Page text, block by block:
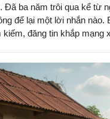
Đã ba năm trôi qua kể từ
để lại một lời nhắn nào.
kiếm, đăng tin khắp mạng